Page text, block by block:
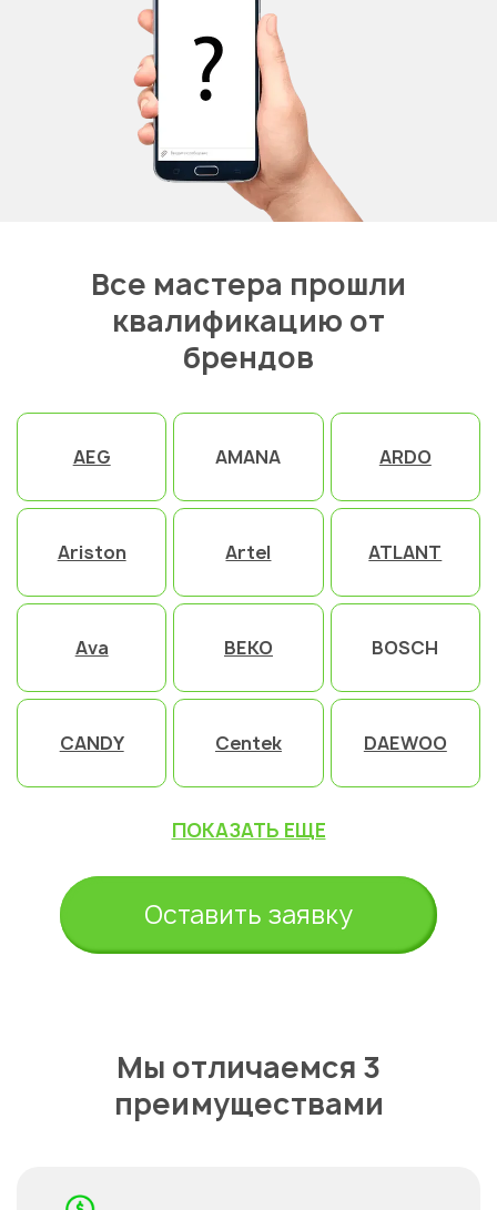
Все мастера прошли
квалификацию от
брендов
AEG AMANA ARDO
Ariston Artel ATLANT
Ava BEKO BOSCH
CANDY Centek DAEWOO
ПОКАЗАТЬ ЕЩЕ
Оставить заявку
Мы отличаемся 3
преимуществами